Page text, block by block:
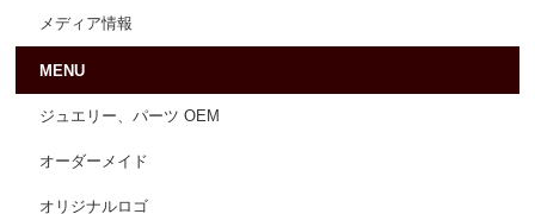
メディア情報
MENU
ジュエリー、パーツ OEM
オーダーメイド
オリジナルロゴ